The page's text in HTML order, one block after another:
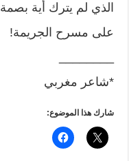
الذي لم يترك أية بصمة
على مسرح الجريمة!
*شاعر مغربي
شارك هذا الموضوع: